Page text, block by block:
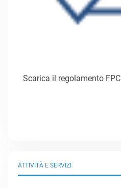
Scarica il regolamento FPC
ATTIVITÀ E SERVIZI